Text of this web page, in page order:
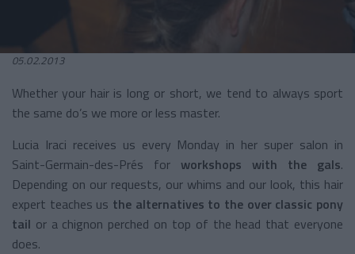
05.02.2013
Whether your hair is long or short, we tend to always sport
the same do’s we more or less master.
Lucia Iraci receives us every Monday in her super salon in
Saint-Germain-des-Prés for workshops with the gals.
Depending on our requests, our whims and our look, this hair
expert teaches us the alternatives to the over classic pony
tail or a chignon perched on top of the head that everyone
does.